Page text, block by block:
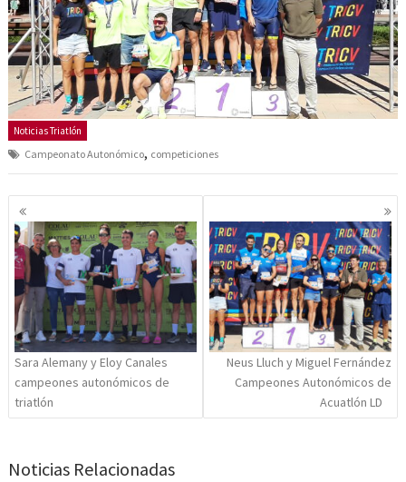
Noticias Triatlón
Campeonato Autonómico, competiciones
Navegación
de
entradas
Sara Alemany y Eloy Canales
campeones autonómicos de
triatlón
Neus Lluch y Miguel Fernández
Campeones Autonómicos de
Acuatlón LD
Noticias Relacionadas